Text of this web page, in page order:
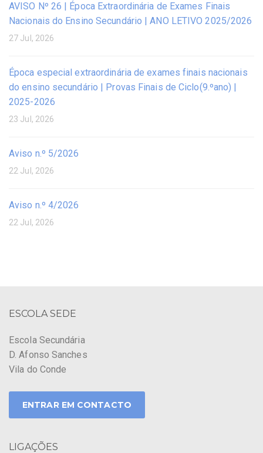
AVISO Nº 26 | Época Extraordinária de Exames Finais
Nacionais do Ensino Secundário | ANO LETIVO 2025/2026
27 Jul, 2026
Época especial extraordinária de exames finais nacionais
do ensino secundário | Provas Finais de Ciclo(9.ºano) |
2025-2026
23 Jul, 2026
Aviso n.º 5/2026
22 Jul, 2026
Aviso n.º 4/2026
22 Jul, 2026
ESCOLA SEDE
Escola Secundária
D. Afonso Sanches
Vila do Conde
ENTRAR EM CONTACTO
LIGAÇÕES